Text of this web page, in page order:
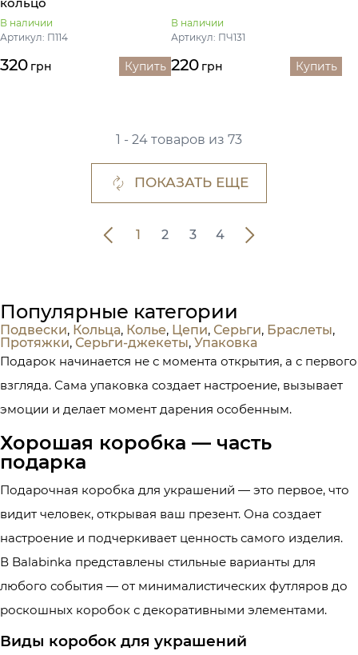
В наличии
Артикул: П114
320 грн Купить
В наличии
Артикул: ПЧ131
220 грн Купить
1 - 24 товаров из 73
ПОКАЗАТЬ ЕЩЕ
1 2 3 4
Популярные категории
Подвески, Кольца, Колье, Цепи, Серьги, Браслеты,
Протяжки, Серьги-джекеты, Упаковка
Подарок начинается не с момента открытия, а с первого
взгляда. Сама упаковка создает настроение, вызывает
эмоции и делает момент дарения особенным.
Хорошая коробка — часть
подарка
Подарочная коробка для украшений — это первое, что
видит человек, открывая ваш презент. Она создает
настроение и подчеркивает ценность самого изделия.
В Balabinka представлены стильные варианты для
любого события — от минималистических футляров до
роскошных коробок с декоративными элементами.
Виды коробок для украшений